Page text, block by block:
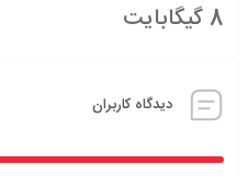
8 گیگابایت
دیدگاه کاربران